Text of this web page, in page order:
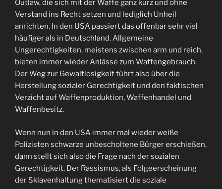
Outlaw, die sich mit der Waffe ganz kurz und ohne
Verstand ins Recht setzen und lediglich Unheil
anrichten. In den USA passiert das offenbar sehr viel
häufiger als in Deutschland. Allgemeine
Ungerechtigkeiten, meistens zwischen arm und reich,
bieten immer wieder Anlässe zum Waffengebrauch.
Der Weg zur Gewaltlosigkeit führt also über die
Herstellung sozialer Gerechtigkeit und den faktischen
Verzicht auf Waffenproduktion, Waffenhandel und
Waffenbesitz.
Wenn nun in den USA immer mal wieder weiße
Polizisten schwarze unbescholtene Bürger erschießen,
dann stellt sich also die Frage nach der sozialen
Gerechtigkeit. Der Rassismus, als Folgeerscheinung
der Sklavenhaltung thematisiert die soziale